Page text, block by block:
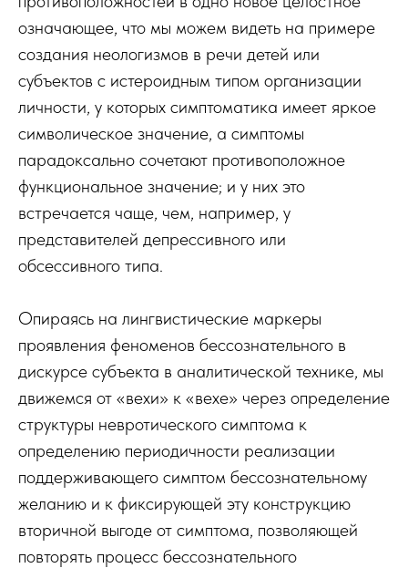
означающее, что мы можем видеть на примере
создания неологизмов в речи детей или
субъектов с истероидным типом организации
личности, у которых симптоматика имеет яркое
символическое значение, а симптомы
парадоксально сочетают противоположное
функциональное значение; и у них это
встречается чаще, чем, например, у
представителей депрессивного или
обсессивного типа.
Опираясь на лингвистические маркеры
проявления феноменов бессознательного в
дискурсе субъекта в аналитической технике, мы
движемся от «вехи» к «вехе» через определение
структуры невротического симптома к
определению периодичности реализации
поддерживающего симптом бессознательному
желанию и к фиксирующей эту конструкцию
вторичной выгоде от симптома, позволяющей
повторять процесс бессознательного